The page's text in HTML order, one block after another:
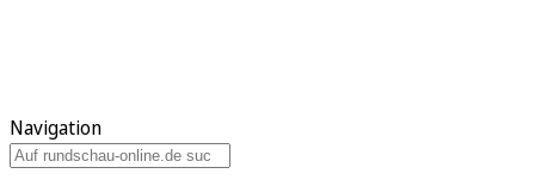
Navigation